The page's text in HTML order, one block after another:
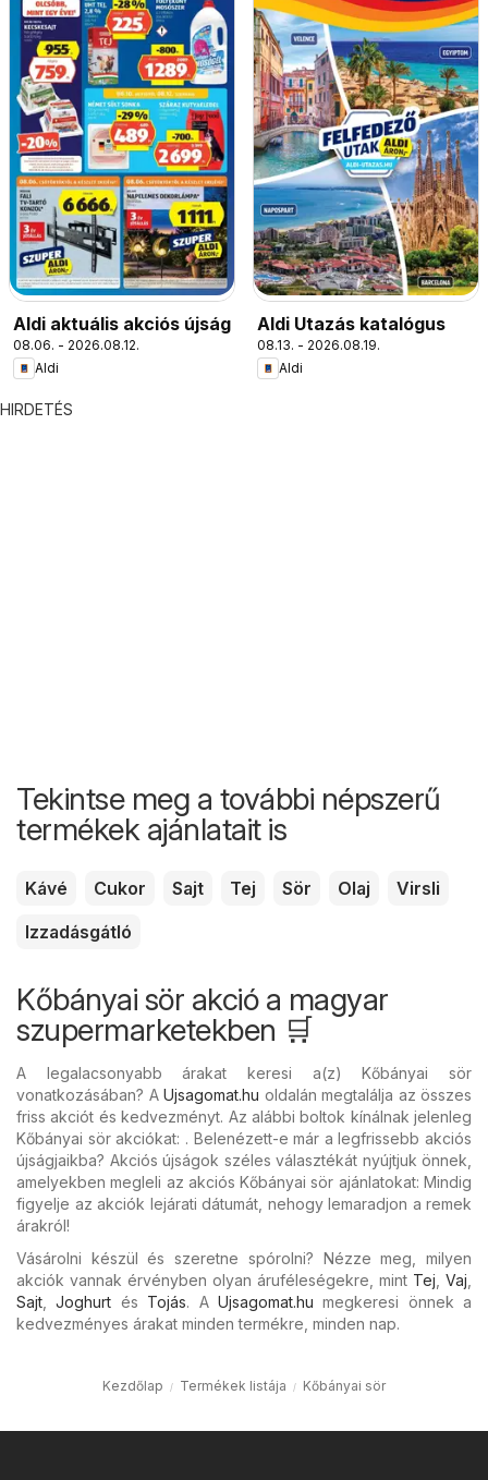
Aldi aktuális akciós újság
08.06. - 2026.08.12.
Aldi
Aldi Utazás katalógus
08.13. - 2026.08.19.
Aldi
HIRDETÉS
Tekintse meg a további népszerű
termékek ajánlatait is
Kávé Cukor Sajt Tej Sör Olaj
Virsli
Izzadásgátló
Kőbányai sör akció a magyar
szupermarketekben 🛒
A legalacsonyabb árakat keresi a(z) Kőbányai sör
vonatkozásában? A Ujsagomat.hu oldalán megtalálja az összes
friss akciót és kedvezményt. Az alábbi boltok kínálnak jelenleg
Kőbányai sör akciókat: . Belenézett-e már a legfrissebb akciós
újságjaikba? Akciós újságok széles választékát nyújtjuk önnek,
amelyekben megleli az akciós Kőbányai sör ajánlatokat: Mindig
figyelje az akciók lejárati dátumát, nehogy lemaradjon a remek
árakról!
Vásárolni készül és szeretne spórolni? Nézze meg, milyen
akciók vannak érvényben olyan áruféleségekre, mint Tej Vaj
Sajt ,Joghurt és Tojás. A Ujsagomat.hu megkeresi önnek a
kedvezményes árakat minden termékre, minden nap.
Kezdőlap Termékek listája Kőbányai sör